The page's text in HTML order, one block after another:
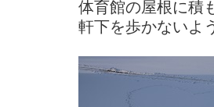
体育館の屋根に積
軒下を歩かないよ